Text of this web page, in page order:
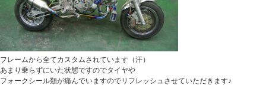
フレームから全てカスタムされています（汗）
あまり乗らずにいた状態ですのでタイヤや
フォークシール類が痛んでいますのでリフレッシュさせていただきます♪